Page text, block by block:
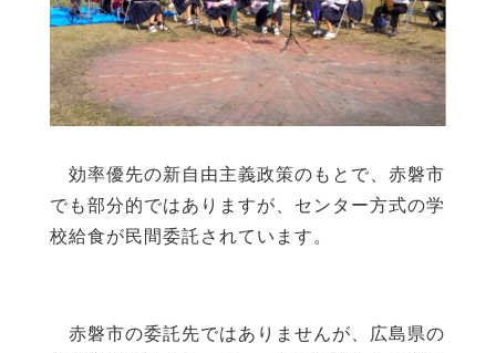
効率優先の新自由主義政策のもとで、赤磐市
でも部分的ではありますが、センター方式の学
校給食が民間委託されています。
赤磐市の委託先ではありませんが、広島県の